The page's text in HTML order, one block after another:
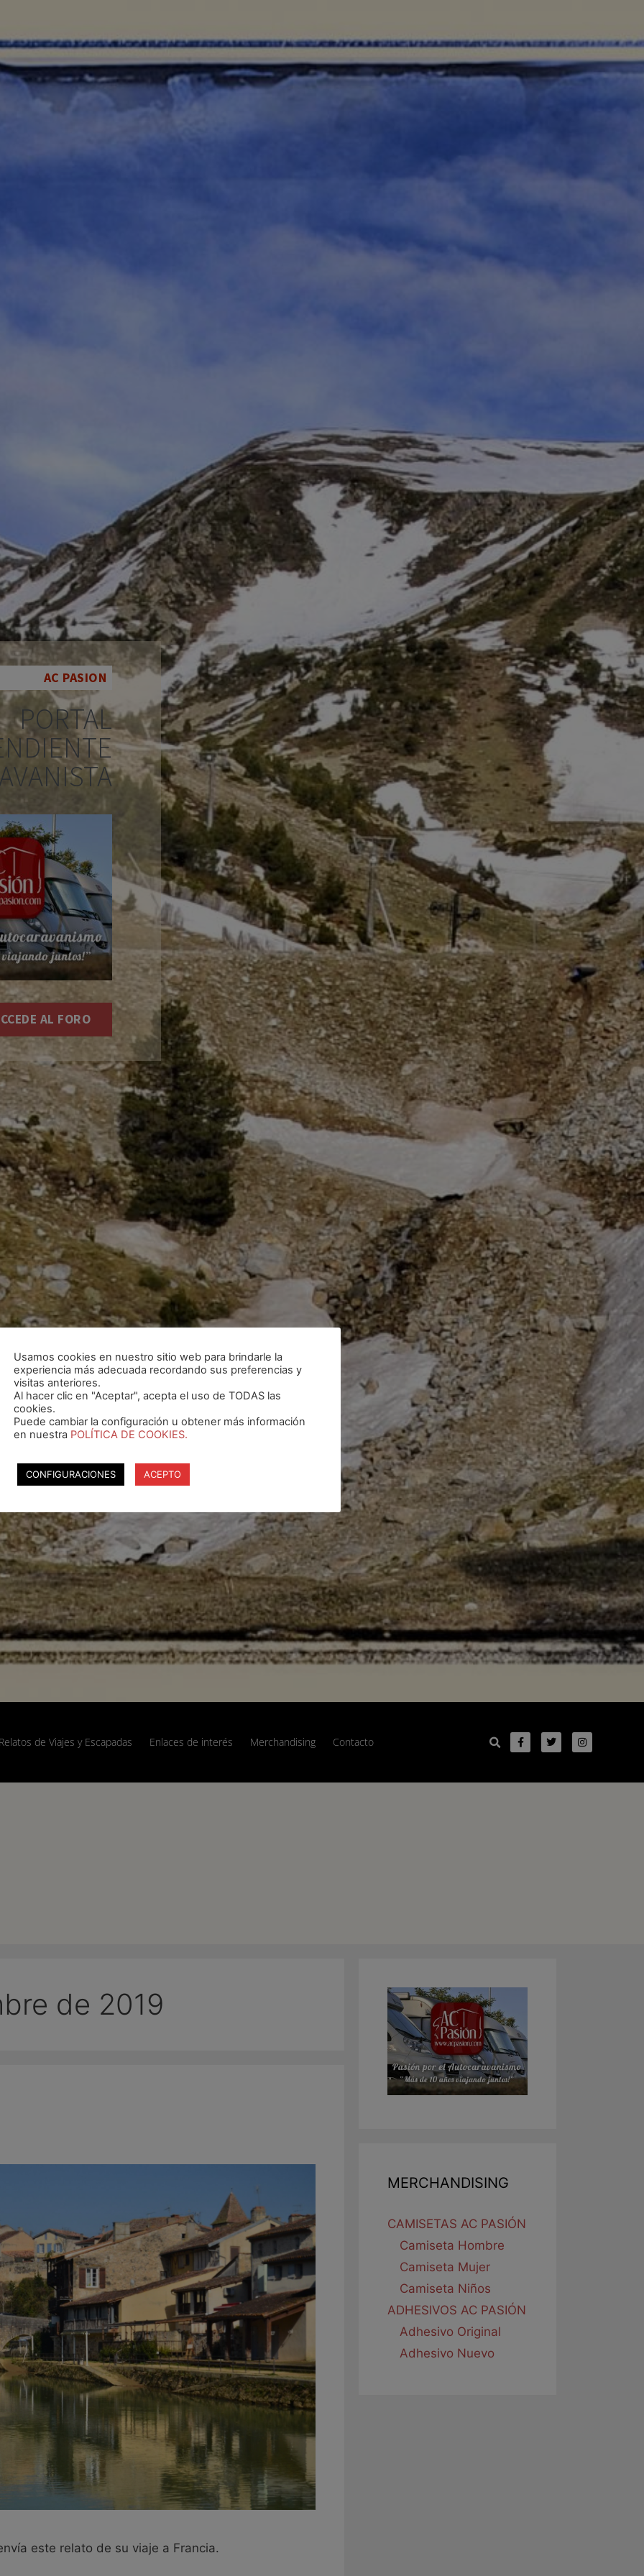
AC PASION
PORTAL
AL FORO
de Viajes y Escapadas Enlaces de interés Merchandising Contacto
de 2019
este relato de su viaje a Francia.
MERCHANDISING
CAMISETAS AC PASIÓN
Camiseta Hombre
Camiseta Mujer
Camiseta Niños
ADHESIVOS AC PASIÓN
Adhesivo Original
Adhesivo Nuevo
Usamos cookies en nuestro sitio web para brindarle la
experiencia más adecuada recordando sus preferencias y
visitas anteriores.
Al hacer clic en "Aceptar", acepta el uso de TODAS las
cookies.
Puede cambiar la configuración u obtener más información
en nuestra POLÍTICA DE COOKIES.
CONFIGURACIONES ACEPTO